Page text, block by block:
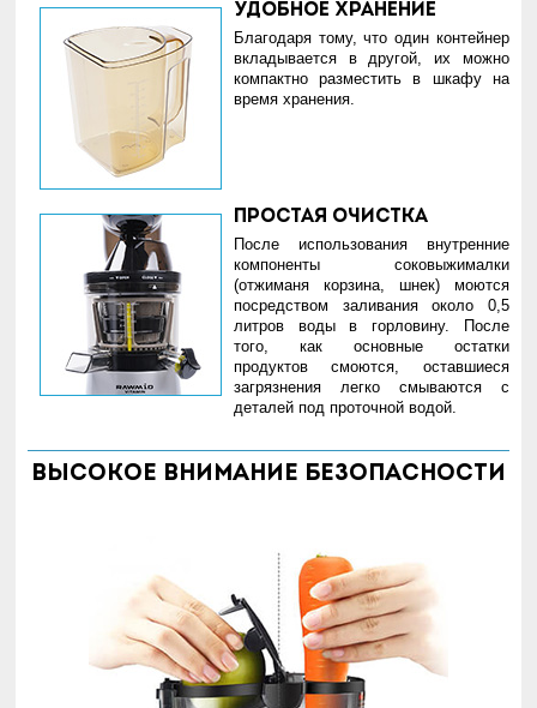
Удобное хранение
Благодаря тому, что один контейнер
вкладывается в другой, их можно
компактно разместить в шкафу на
время хранения.
Простая очистка
После использования внутренние
компоненты соковыжималки
(отжиманя корзина, шнек) моются
посредством заливания около 0,5
литров воды в горловину. После
того, как основные остатки
продуктов смоются, оставшиеся
загрязнения легко смываются с
деталей под проточной водой.
Высокое внимание безопасности